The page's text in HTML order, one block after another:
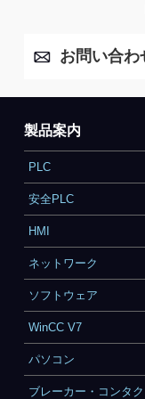
お問い合わ
製品案内
PLC
安全PLC
HMI
ネットワーク
ソフトウェア
WinCC V7
パソコン
ブレーカー・コンタ